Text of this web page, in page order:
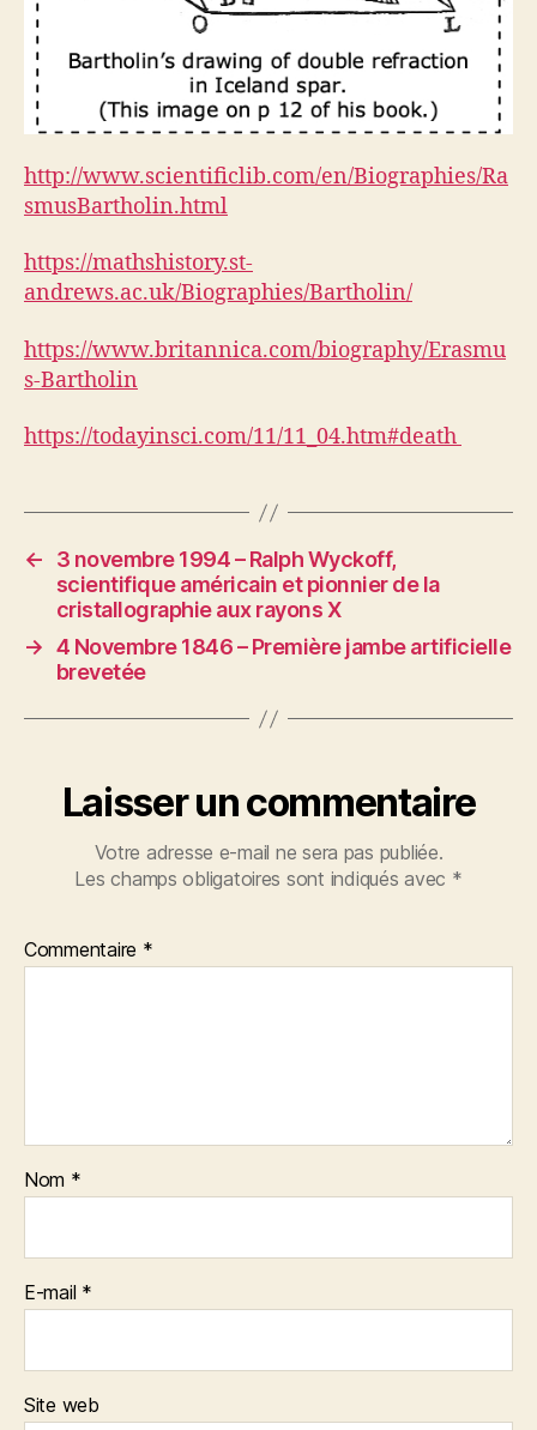
http://www.scientificlib.com/en/Biographies/Ra
smusBartholin.html
https://mathshistory.st-
andrews.ac.uk/Biographies/Bartholin/
https://www.britannica.com/biography/Erasmu
s-Bartholin
https://todayinsci.com/11/11_04.htm#death
←
3 novembre 1994 – Ralph Wyckoff,
scientifique américain et pionnier de la
cristallographie aux rayons X
→ 4 Novembre 1846 – Première jambe artificielle
brevetée
Laisser un commentaire
Votre adresse e-mail ne sera pas publiée.
Les champs obligatoires sont indiqués avec *
Commentaire *
Nom *
E-mail *
Site web